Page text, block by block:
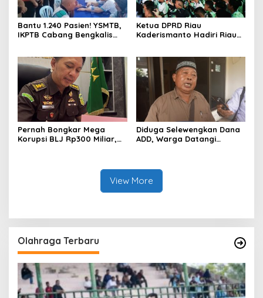
Bantu 1.240 Pasien! YSMTB,
IKPTB Cabang Bengkalis
Men Riau Atas Kegiatan
Bakti Sosial Kesehatan Di
Bengkalis.
Ketua DPRD Riau
Kaderismanto Hadiri Riau
Kampanye Lingkungan
Pernah Bongkar Mega
Korupsi BLJ Rp300 Miliar,
Diduga Selewengkan Dana
ADD, Warga Datangi
View More
Olahraga Terbaru